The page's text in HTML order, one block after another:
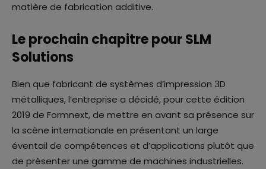
matière de fabrication additive.
Le prochain chapitre pour SLM
Solutions
Bien que fabricant de systèmes d’impression 3D
métalliques, l’entreprise a décidé, pour cette édition
2019 de Formnext, de mettre en avant sa présence sur
la scène internationale en présentant un large
éventail de compétences et d’applications plutôt que
de présenter une gamme de machines industrielles.